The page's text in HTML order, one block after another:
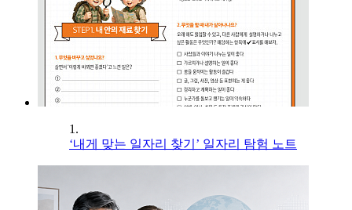
1.
‘내게 맞는 일자리 찾기’ 일자리 탐험 노트